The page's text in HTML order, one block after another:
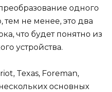
одного
тем не менее, это два
что будет понятно из
устройства.
Texas, Foreman,
основных